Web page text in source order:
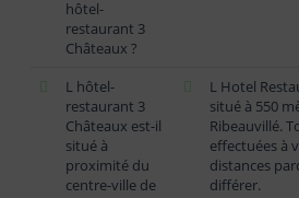
hôtel-
restaurant 3
Châteaux ?
L hôtel-
restaurant 3
Châteaux est-il
situé à
proximité du
centre-ville de
L Hotel
situé à 550
Ribeauvillé.
effectuées à
distances
différer.